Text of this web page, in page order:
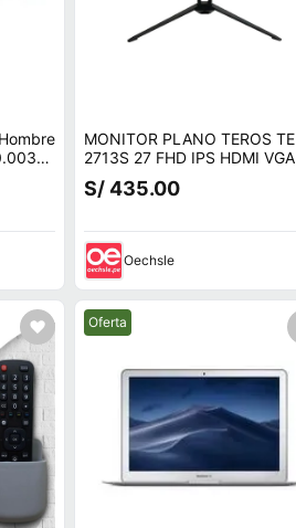
MONITOR PLANO TEROS TE
2713S 27 FHD IPS HDMI VGA
S/ 435.00
Oechsle
Mejor precio.
Oferta